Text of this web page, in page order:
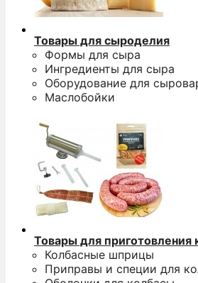
Товары для сыроделия
Формы для сыра
Ингредиенты для сыра
Оборудование для
Маслобойки
Товары для приготовления
Колбасные шприцы
Приправы и специи для